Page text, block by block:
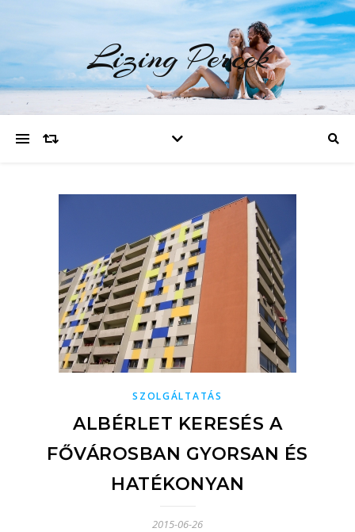
Lizing Percek
SZOLGÁLTATÁS
ALBÉRLET KERESÉS A
FŐVÁROSBAN GYORSAN ÉS
HATÉKONYAN
2015-06-26